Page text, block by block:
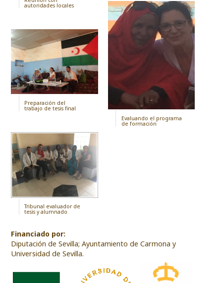
autoridades locales
Preparación del
trabajo de tesis final
Tribunal evaluador de
tesis y alumnado
Evaluando el programa
de formación
Financiado por:
Diputación de Sevilla; Ayuntamiento de Carmona y
Universidad de Sevilla.